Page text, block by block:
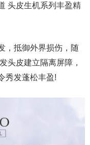
皮生机系列丰盈精
抵御外界损伤，随
头皮建立隔离屏障，
秀发蓬松丰盈!